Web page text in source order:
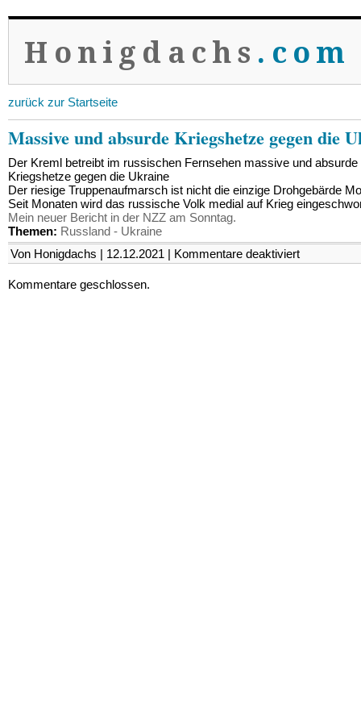
Honigdachs .com
zurück zur Startseite
Massive und absurde Kriegshetze gegen die
Der Kreml betreibt im russischen Fernsehen massive und absurde
Kriegshetze gegen die Ukraine
Der riesige Truppenaufmarsch ist nicht die einzige Drohgebärde
Seit Monaten wird das russische Volk medial auf Krieg
Mein neuer Bericht in der NZZ am Sonntag.
Themen: Russland - Ukraine
Von Honigdachs | 12.12.2021 | Kommentare deaktiviertfür
Massive
Kommentare geschlossen.